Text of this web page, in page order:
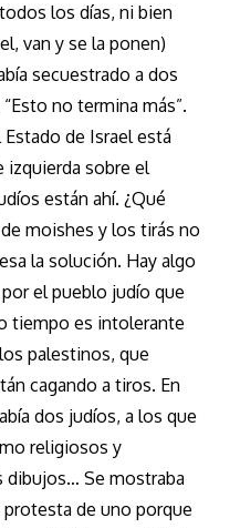
los días, ni bien
van y se la ponen)
secuestrado a dos
no termina más”.
de Israel está
izquierda sobre el
están ahí. ¿Qué
moishes y los tirás no
la solución. Hay algo
el pueblo judío que
tiempo es intolerante
palestinos, que
cagando a tiros. En
dos judíos, a los que
religiosos y
Se mostraba
de uno porque